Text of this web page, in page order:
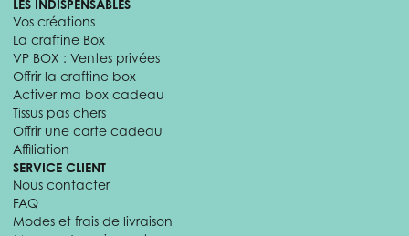
LES INDISPENSABLES
Vos créations
La craftine Box
VP BOX : Ventes privées
Offrir la craftine box
Activer ma box cadeau
Tissus pas chers
Offrir une carte cadeau
Affiliation
SERVICE CLIENT
Nous contacter
FAQ
Modes et frais de livraison